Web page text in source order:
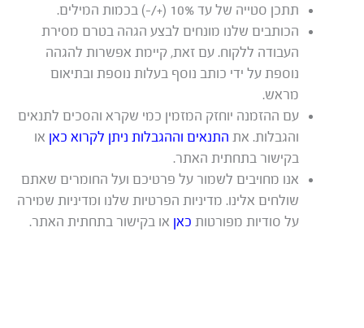
תתכן סטייה של עד 10% (+/-) בכמות המילים.
הכותבים שלנו מונחים לבצע הגהה בטרם מסירת
העבודה ללקוח. עם זאת, קיימת אפשרות להגהה
נוספת על ידי כותב נוסף בעלות נוספת ובתיאום
מראש.
עם ההזמנה יוחזק המזמין כמי שקרא והסכים לתנאים
והגבלות. את התנאים וההגבלות ניתן לקרוא כאן או
בקישור בתחתית האתר.
אנו מחויבים לשמור על פרטיכם ועל החומרים שאתם
שולחים אלינו. מדיניות הפרטיות שלנו ומדיניות שמירה
על סודיות מפורטות כאן או בקישור בתחתית האתר.